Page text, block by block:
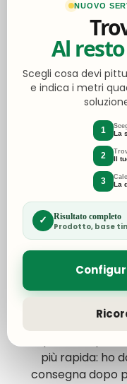
Le nostre
Clicca
Ottimo
Catalogo ampio
più rapida: ho
consegna dopo
NUOVO
Al
Scegli cosa devi
e indica i metri
1 La
2 Il
3 La
✓ Risultato completo
Prodotto, base